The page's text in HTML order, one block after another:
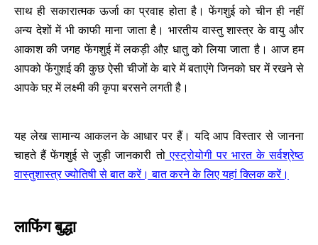
साथ ही सकारात्मक ऊर्जा का प्रवाह होता है। फेंगशुई को चीन ही नहीं
अन्य देशों में भी काफी माना जाता है। भारतीय वास्तु शास्त्र के वायु और
आकाश की जगह फेंगशुई में लकड़ी औऱ धातु को लिया जाता है। आज हम
आपको फेंगुशई की कुछ ऐसी चीजों के बारे में बताएंगे जिनको घर में रखने से
आपके घऱ में लक्ष्मी की कृपा बरसने लगती है।
यह लेख सामान्य आकलन के आधार पर हैं। यदि आप विस्तार से जानना
चाहते हैं फेंगशुई से जुड़ी जानकारी तोएस्ट्रोयोगी पर भारत के सर्वश्रेष्ठ
वास्तुशास्त्र ज्योतिषी से बात करें। बात करने के लिए यहां क्लिक करें।
लाफिंग बुद्धा